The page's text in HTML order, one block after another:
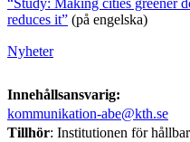
“Study: Making cities greener
reduces it” (på engelska)
Nyheter
Innehållsansvarig:
kommunikation-abe@kth.se
Tillhör: Institutionen för